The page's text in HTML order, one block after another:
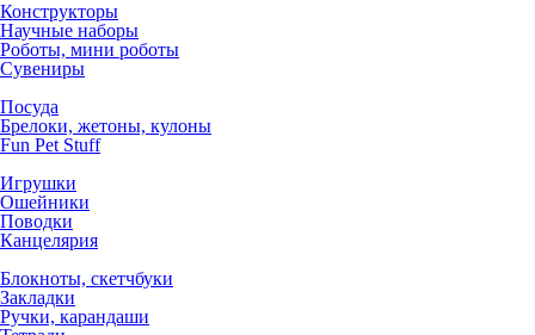
Конструкторы
Научные наборы
Роботы, мини роботы
Сувениры
Посуда
Брелоки, жетоны, кулоны
Fun Pet Stuff
Игрушки
Ошейники
Поводки
Канцелярия
Блокноты, скетчбуки
Закладки
Ручки, карандаши